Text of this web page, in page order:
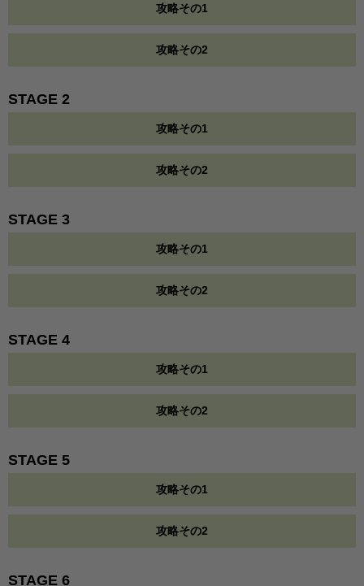
攻略その1
攻略その2
STAGE 2
攻略その1
攻略その2
STAGE 3
攻略その1
攻略その2
STAGE 4
攻略その1
攻略その2
STAGE 5
攻略その1
攻略その2
STAGE 6